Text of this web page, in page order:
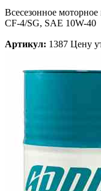
Всесезонное
CF-4/SG, SAE 10W-40
Артикул: 1387 Цену